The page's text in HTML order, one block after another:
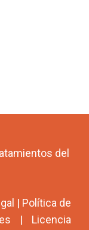
del
| Política de
| Licencia